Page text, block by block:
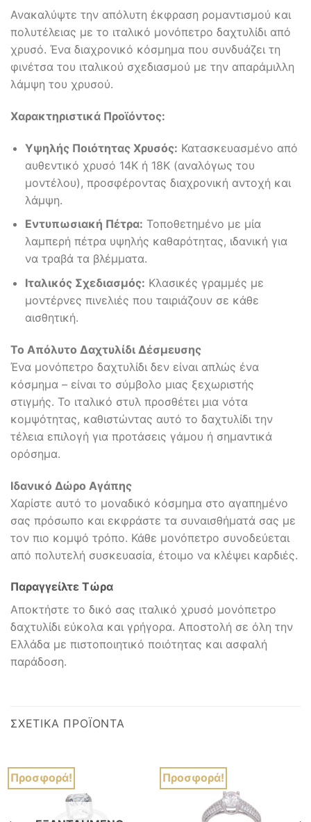
Ανακαλύψτε την απόλυτη έκφραση ρομαντισμού και
πολυτέλειας με το ιταλικό μονόπετρο δαχτυλίδι από
χρυσό. Ένα διαχρονικό κόσμημα που συνδυάζει τη
φινέτσα του ιταλικού σχεδιασμού με την απαράμιλλη
λάμψη του χρυσού.
Χαρακτηριστικά Προϊόντος:
Υψηλής Ποιότητας Χρυσός: Κατασκευασμένο από
αυθεντικό χρυσό 14Κ ή 18Κ (αναλόγως του
μοντέλου), προσφέροντας διαχρονική αντοχή και
λάμψη.
Εντυπωσιακή Πέτρα: Τοποθετημένο με μία
λαμπερή πέτρα υψηλής καθαρότητας, ιδανική για
να τραβά τα βλέμματα.
Ιταλικός Σχεδιασμός: Κλασικές γραμμές με
μοντέρνες πινελιές που ταιριάζουν σε κάθε
αισθητική.
Το Απόλυτο Δαχτυλίδι Δέσμευσης
Ένα μονόπετρο δαχτυλίδι δεν είναι απλώς ένα
κόσμημα – είναι το σύμβολο μιας ξεχωριστής
στιγμής. Το ιταλικό στυλ προσθέτει μια νότα
κομψότητας, καθιστώντας αυτό το δαχτυλίδι την
τέλεια επιλογή για προτάσεις γάμου ή σημαντικά
ορόσημα.
Ιδανικό Δώρο Αγάπης
Χαρίστε αυτό το μοναδικό κόσμημα στο αγαπημένο
σας πρόσωπο και εκφράστε τα συναισθήματά σας με
τον πιο κομψό τρόπο. Κάθε μονόπετρο συνοδεύεται
από πολυτελή συσκευασία, έτοιμο να κλέψει καρδιές.
Παραγγείλτε Τώρα
Αποκτήστε το δικό σας ιταλικό χρυσό μονόπετρο
δαχτυλίδι εύκολα και γρήγορα. Αποστολή σε όλη την
Ελλάδα με πιστοποιητικό ποιότητας και ασφαλή
παράδοση.
ΣΧΕΤΙΚΆ ΠΡΟΪΌΝΤΑ
Προσφορά! Προσφορά!